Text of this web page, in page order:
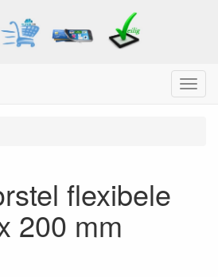
Menu
flexibele
200 mm